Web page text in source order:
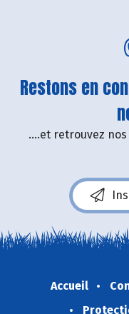
Restons en
....et retrouvez
Accueil